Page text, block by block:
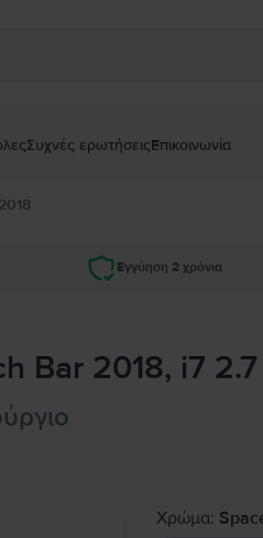
Συχνές ερωτήσειςΕπικοινωνία
Εγγύηση 2 χρόνια
Bar 2018, i7
Χρώμα: